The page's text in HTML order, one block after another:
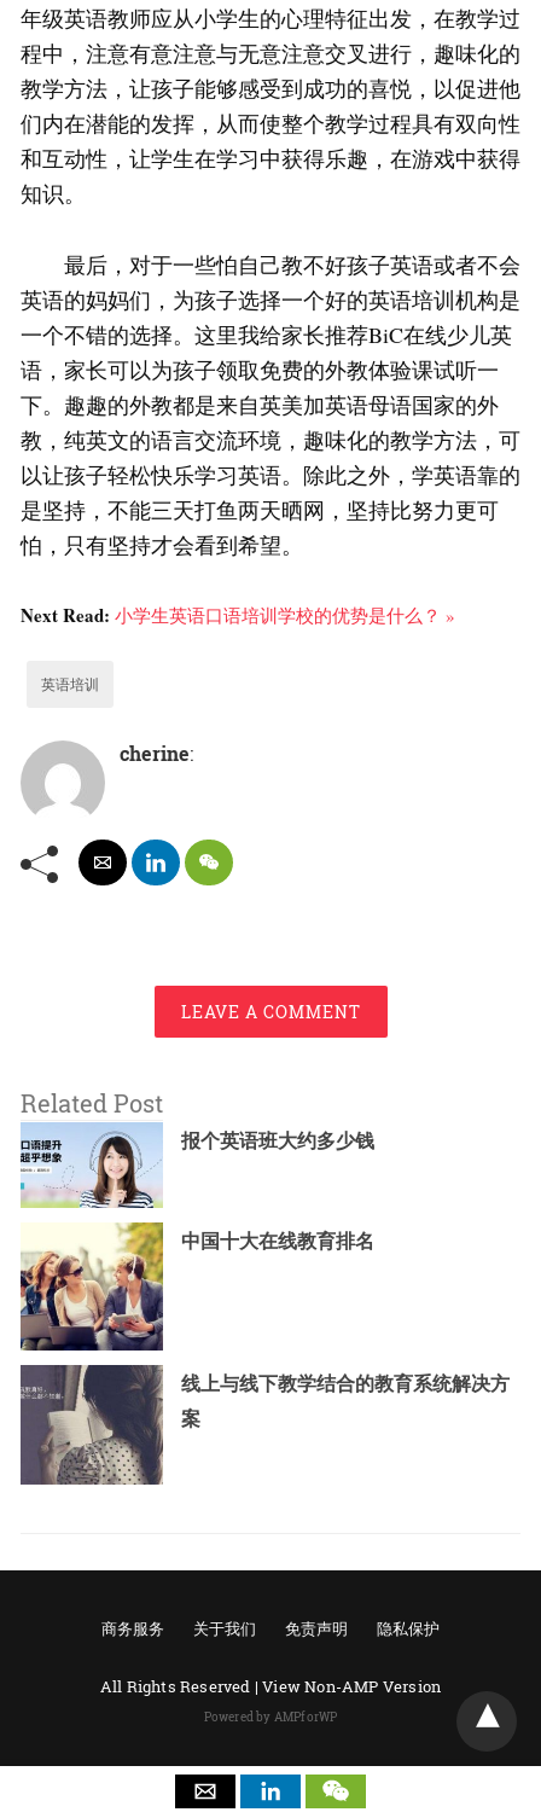
年级英语教师应从小学生的心理特征出发，在教学过
程中，注意有意注意与无意注意交叉进行，趣味化的
教学方法，让孩子能够感受到成功的喜悦，以促进他
们内在潜能的发挥，从而使整个教学过程具有双向性
和互动性，让学生在学习中获得乐趣，在游戏中获得
知识。
最后，对于一些怕自己教不好孩子英语或者不会
英语的妈妈们，为孩子选择一个好的英语培训机构是
一个不错的选择。这里我给家长推荐BiC在线少儿英
语，家长可以为孩子领取免费的外教体验课试听一
下。趣趣的外教都是来自英美加英语母语国家的外
教，纯英文的语言交流环境，趣味化的教学方法，可
以让孩子轻松快乐学习英语。除此之外，学英语靠的
是坚持，不能三天打鱼两天晒网，坚持比努力更可
怕，只有坚持才会看到希望。
Next Read: 小学生英语口语培训学校的优势是什么？ »
英语培训
cherine:
LEAVE A COMMENT
Related Post
报个英语班大约多少钱
中国十大在线教育排名
线上与线下教学结合的教育系统解决方
案
商务服务 关于我们 免责声明 隐私保护
All Rights Reserved |View Non-AMP Version
Powered by AMPforWP